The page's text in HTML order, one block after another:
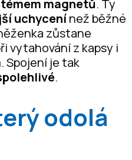
magnetů. Ty
uchycenínež běžné
zůstane
vytahování z kapsy i
Spojení je tak
.
odolá